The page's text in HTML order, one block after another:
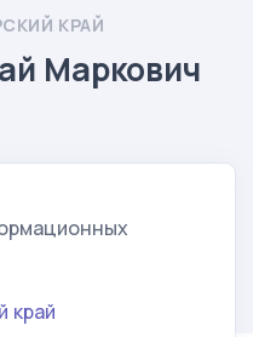
КРАЙ
Маркович
край